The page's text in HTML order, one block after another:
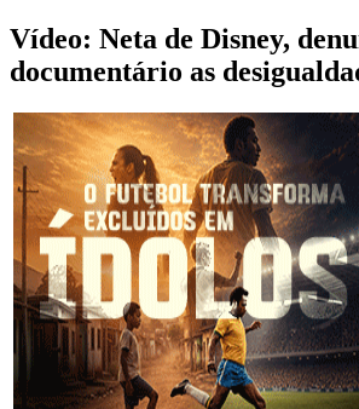
Vídeo: Neta de Disney,
documentário as